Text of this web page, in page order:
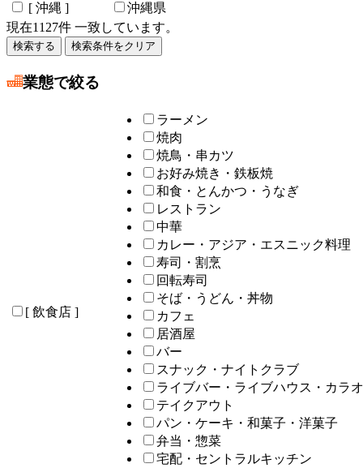
[ 沖縄 ]
沖縄県
現在1127件 一致しています。
業態で絞る
[ 飲食店 ]
ラーメン
焼肉
焼鳥・串カツ
お好み焼き・鉄板焼
和食・とんかつ・うなぎ
レストラン
中華
カレー・アジア・エスニック料理
寿司・割烹
回転寿司
そば・うどん・丼物
カフェ
居酒屋
バー
スナック・ナイトクラブ
ライブバー・ライブハウス・カラ
テイクアウト
パン・ケーキ・和菓子・洋菓子
弁当・惣菜
宅配・セントラルキッチン